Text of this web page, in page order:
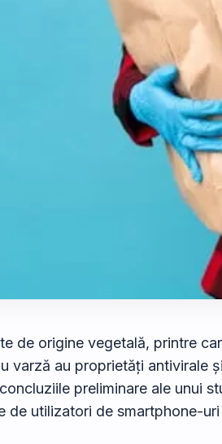
de origine vegetală, printre
varză au proprietăți antivirale
preliminare ale unui
de utilizatori de smartphone-uri